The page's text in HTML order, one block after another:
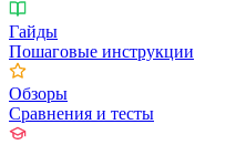
Гайды
Пошаговые инструкции
Обзоры
Сравнения и тесты